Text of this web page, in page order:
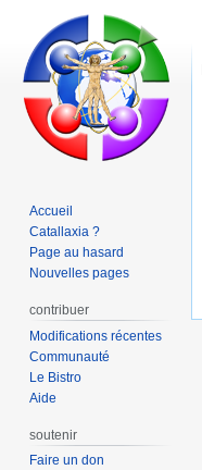
Accueil
Catallaxia ?
Page au hasard
Nouvelles pages
contribuer
Modifications récentes
Communauté
Le Bistro
Aide
soutenir
Faire un don